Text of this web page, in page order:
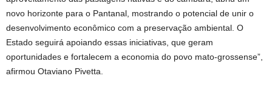
novo horizonte para o Pantanal, mostrando o potencial de unir o
desenvolvimento econômico com a preservação ambiental. O
Estado seguirá apoiando essas iniciativas, que geram
oportunidades e fortalecem a economia do povo mato-grossense”,
afirmou Otaviano Pivetta.